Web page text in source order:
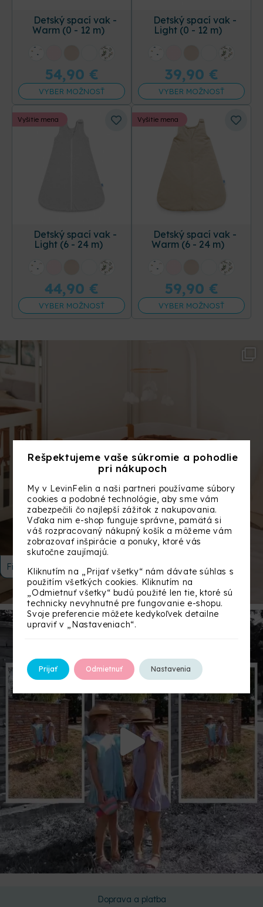
Detský spací vak -
Warm (0 - 12 m)
54,90 €
VYBER MOŽNOSŤ
Detský spací vak -
Light (0 - 12 m)
39,90 €
VYBER MOŽNOSŤ
Detský spací vak -
Light (6 - 24 m)
44,90 €
VYBER MOŽNOSŤ
Vyšitie mena
Detský spací vak -
Warm (6 - 24 m)
59,90 €
VYBER MOŽNOSŤ
Vyšitie mena
Filtrovať
Doprava a platba
Rešpektujeme vaše súkromie a pohodlie
pri nákupoch
My v LevinFelin a naši partneri používame súbory
cookies a podobné technológie, aby sme vám
zabezpečili čo najlepší zážitok z nakupovania.
Vďaka nim e-shop funguje správne, pamätá si
váš rozpracovaný nákupný košík a môžeme vám
zobrazovať inšpirácie a ponuky, ktoré vás
skutočne zaujímajú.
Kliknutím na „Prijať všetky“ nám dávate súhlas s
použitím všetkých cookies. Kliknutím na
„Odmietnuť všetky“ budú použité len tie, ktoré sú
technicky nevyhnutné pre fungovanie e-shopu.
Svoje preferencie môžete kedykoľvek detailne
upraviť v „Nastaveniach“.
Prijať Odmietnuť Nastavenia